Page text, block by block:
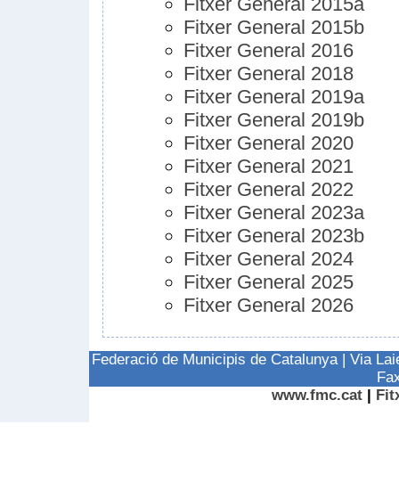
Fitxer General 2015b
Fitxer General 2016
Fitxer General 2018
Fitxer General 2019a
Fitxer General 2019b
Fitxer General 2020
Fitxer General 2021
Fitxer General 2022
Fitxer General 2023a
Fitxer General 2023b
Fitxer General 2024
Fitxer General 2025
Fitxer General 2026
Federació de Municipis de Catalunya | Via
www.fmc.cat |